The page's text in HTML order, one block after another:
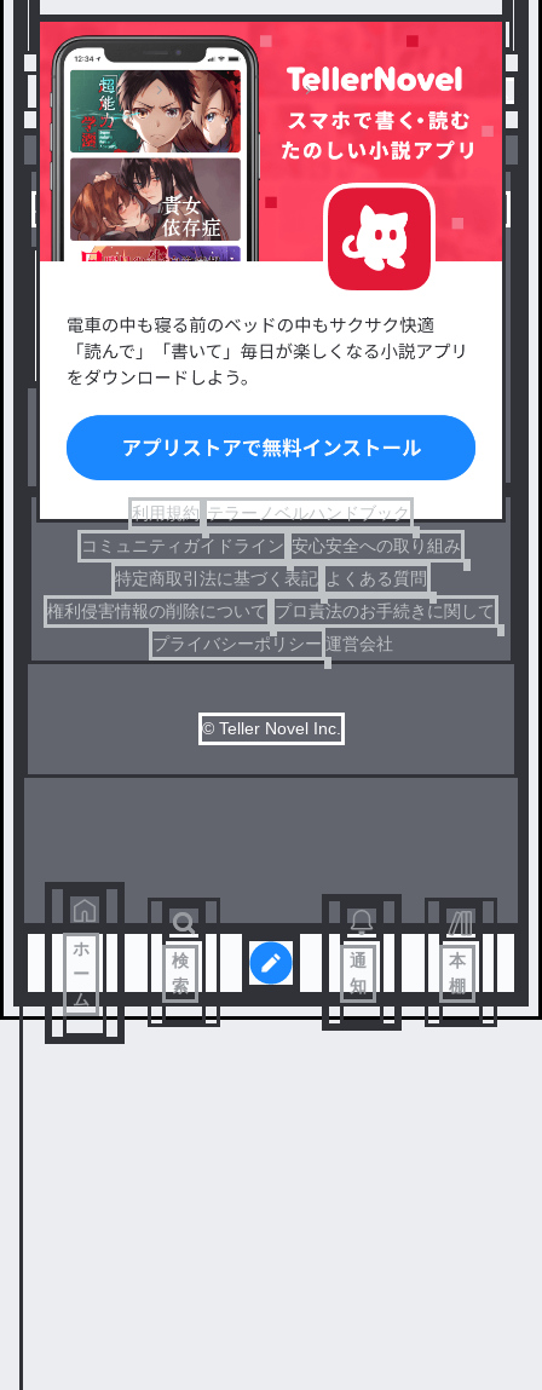
トップ 東リべ夢小説 みんなと居られるのは、
小説を探す
新着小説一覧
小説コンテスト応募・公募
出版・メディアミックス作品
ジャンルから探す
恋愛・ロマンス
ファンタジー・異世界・SF
ホラー・ミステリー
コメディ
利用規約 テラーノベルハンドブック
コミュニティガイドライン 安心安全への取り組み
特定商取引法に基づく表記 よくある質問
権利侵害情報の削除について プロ責法のお手続きに関して
プライバシーポリシー 運営会社
© Teller Novel Inc.
ホ
ー
ム
検
索
通
知
本
棚